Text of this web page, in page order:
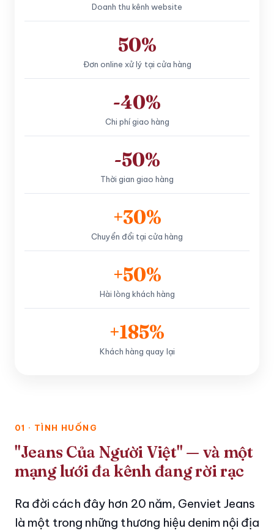
Doanh thu kênh website
50%
Đơn online xử lý tại cửa hàng
-40%
Chi phí giao hàng
-50%
Thời gian giao hàng
+30%
Chuyển đổi tại cửa hàng
+50%
Hài lòng khách hàng
+185%
Khách hàng quay lại
01 · TÌNH HUỐNG
"Jeans Của Người Việt" — và một
mạng lưới đa kênh đang rời rạc
Ra đời cách đây hơn 20 năm, Genviet Jeans
là một trong những thương hiệu denim nội địa